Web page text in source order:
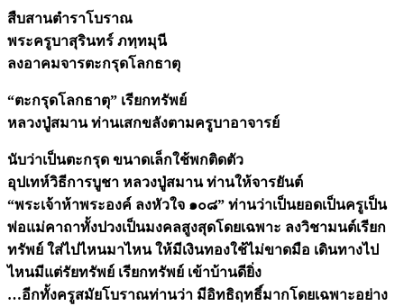
สืบสานตำราโบราณ
พระครูบาสุรินทร์ ภทฺทมุนี
ลงอาคมจารตะกรุดโลกธาตุ
“ตะกรุดโลกธาตุ” เรียกทรัพย์
หลวงปู่สมาน ท่านเสกขลังตามครูบาอาจารย์
นับว่าเป็นตะกรุด ขนาดเล็กใช้พกติดตัว
อุปเทห์วิธีการบูชา หลวงปู่สมาน ท่านให้จารยันต์
“พระเจ้าห้าพระองค์ ลงหัวใจ ๑๐๘” ท่านว่าเป็นยอดเป็นครูเป็น
พ่อแม่คาถาทั้งปวงเป็นมงคลสูงสุดโดยเฉพาะ ลงวิชามนต์เรียก
ทรัพย์ ใส่ไปไหนมาไหน ให้มีเงินทองใช้ไม่ขาดมือ เดินทางไป
ไหนมีแต่รัยทรัพย์ เรียกทรัพย์ เข้าบ้านดียิ่ง
…อีกทั้งครูสมัยโบราณท่านว่า มีอิทธิฤทธิ์มากโดยเฉพาะอย่าง